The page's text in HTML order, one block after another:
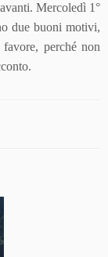
Mercoledì 1°
due buoni motivi,
perché non